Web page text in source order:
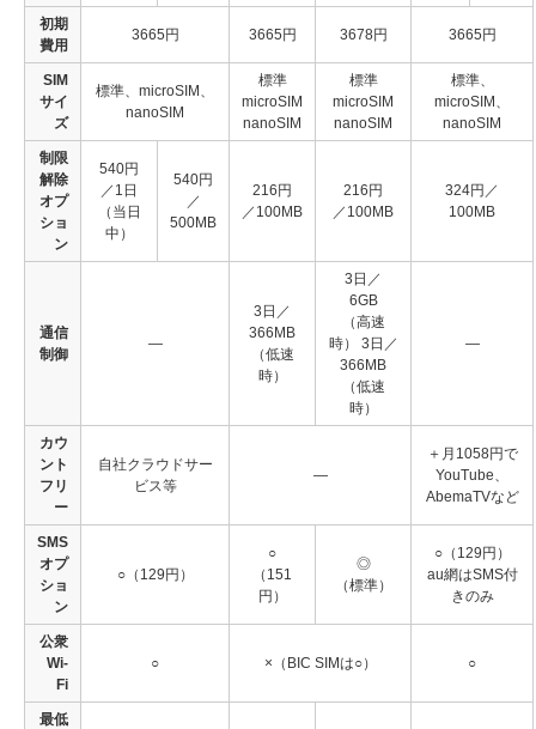
初期
費用
3665円 3665円 3678円 3665円
SIM
サイ
ズ
標準、microSIM、
nanoSIM
標準
microSIM
nanoSIM
標準
microSIM
nanoSIM
標準、
microSIM、
nanoSIM
制限
解除
オプ
ショ
ン
540円
／1日
（当日
中）
540円
／
500MB
216円
／100MB
216円
／100MB
324円／
100MB
通信
制御
―
3日／
366MB
（低速
時）
3日／
6GB
（高速
時） 3日／
366MB
（低速
時）
―
カウ
ント
フリ
ー
自社クラウドサー
ビス等
―
＋月1058円で
YouTube、
AbemaTVなど
SMS
オプ
ショ
ン
○（129円）
○
（151
円）
◎
（標準）
○（129円）
au網はSMS付
きのみ
公衆
Wi-
Fi
○ ×（BIC SIMは○） ○
最低